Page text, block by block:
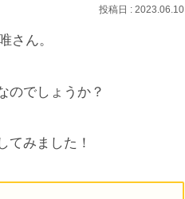
2023.06.10
さん。
のでしょうか？
てみました！